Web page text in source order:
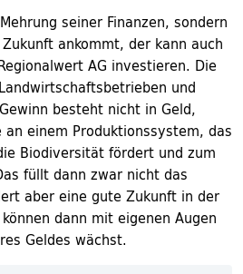
seiner Finanzen, sondern
ankommt, der kann auch
AG investieren. Die
und
besteht nicht in Geld,
einem Produktionssystem, das
Biodiversität fördert und zum
füllt dann zwar nicht das
aber eine gute Zukunft in der
dann mit eigenen Augen
Geldes wächst.